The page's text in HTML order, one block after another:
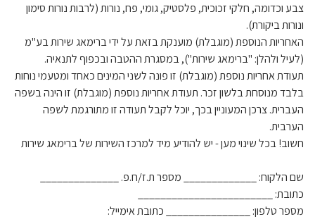
צבע וכדומה, חלקי זכוכית, פלסטיק, גומי, פח, נורות (לרבות נורות סימון
ונורות ביקורת).
האחריות הנוספת (מוגבלת) מוענקת בזאת על ידי ברימאג שירות בע"מ
(לעיל ולהלן: "ברימאג שירות"), במסגרת ההטבה ובכפוף לתנאיה.
תעודת אחריות נוספת (מוגבלת) זו פונה לשני המינים כאחד ומטעמי נוחות
בלבד מנוסחת בלשון זכר. תעודת אחריות נוספת (מוגבלת) זו הינה בשפה
העברית. צרכן המעוניין בכך, יוכל לקבל תעודה זו מתורגמת לשפה
הערבית.
חשוב! בכל שינוי מען - יש להודיע מיד למרכז השירות של ברימאג שירות
שם הלקוח: _____________ מספר ת.ז/ח.פ. ______________
כתובת: ________________________
מספר טלפון: _______________ כתובת אימייל: